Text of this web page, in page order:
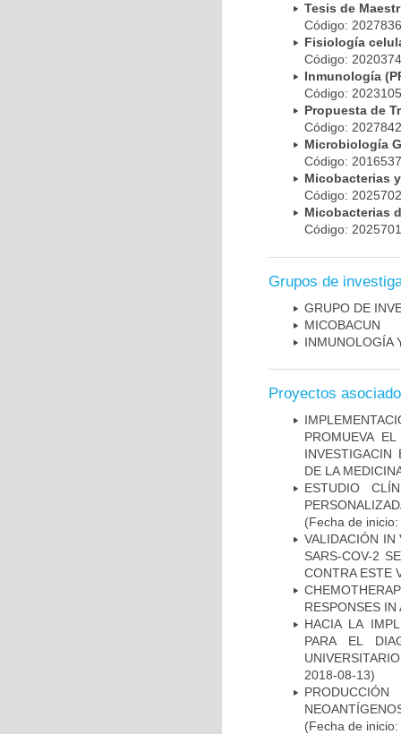
Tesis de
Código:
Fisiología
Código:
Inmunología
Código:
Propuesta de
Código:
Microbiología
Código:
Micobacterias
Código:
Micobacterias
Código:
Grupos de
GRUPO DE
MICOBAC­UN
INMUNOLOGÍA
Proyectos
PROMUEVA
INVESTIGACIN
DE LA
ESTUDIO
(Fecha de
VALIDACIÓN IN
SARS-COV-2
CONTRA ESTE
RESPONSES IN
HACIA LA
PARA EL
2018-08-13)
(Fecha de